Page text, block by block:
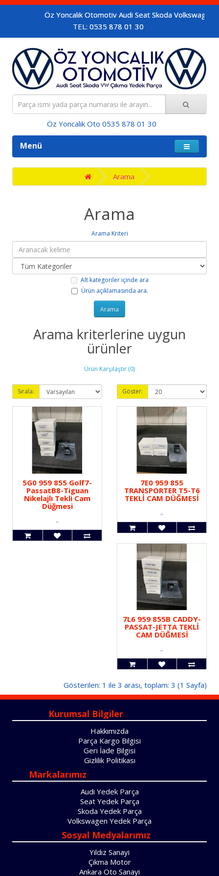
Öz Yoncalık Otomotiv Audi Seat Skoda Volkswagen
TEL: 0535 878 01 30
Öz Yoncalık Oto 0535 878 01 30
Menü
Arama
Arama
Arama Kriteri
Alt kategoriler içinde ara
Ürün açıklamasında ara.
Arama kriterlerine uygun
ürünler
Ürün Karşılaştır (0)
Sırala: Göster:
5G0 959 855 Golf7-
PassatB8-Tiguan
Nikelajlı Tekli Cam
Düğmesi
..
7E0 959 855
TRANSPORTER T5-T6
TEKLİ CAM DÜĞMESİ
..
7L6 959 855B CADDY-
PASSAT-JETTA TEKLİ
CAM DÜĞMESİ
..
Gösterilen: 1 ile 3 arası, toplam: 3 (1 Sayfa)
Kurumsal Bilgiler
Hakkımızda
Parça Kargo Bilgisi
Geri İade Bilgisi
Gizlilik Politikası
Markalarımız
Audi Yedek Parça
Seat Yedek Parça
Skoda Yedek Parça
Volkswagen Yedek Parça
Sosyal Medyalarımız
Yıldız Sanayi
Çıkma Motor
Ankara Oto Sanayi